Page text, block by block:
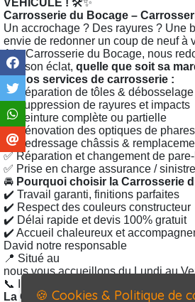
VÉHICULE ! 🛠️✨
Carrosserie du Bocage –
Un accrochage ? Des rayures ? Une
envie de redonner un coup de neuf à
A la Carrosserie du Bocage, nous
tout son éclat, quelle que soit sa
🔧Nos services de carrosserie :
✅ Réparation de tôles & débosselage
✅ Suppression de rayures et impacts
✅ Peinture complète ou partielle
✅ Rénovation des optiques de phares
✅ Redressage châssis &
✅ Réparation et changement de
✅ Prise en charge assurance /
🚘 Pourquoi choisir la Carrosserie
✔️ Travail garanti, finitions parfaites
✔️ Respect des couleurs constructeur
✔️ Délai rapide et devis 100% gratuit
✔️ Accueil chaleureux et
David notre responsable
📍 Situé au
nous vous accueillons du Lundi au
📞 Infos & RDV :
La Carrosserie du Bocage –
🍪 Cookies & Politique de